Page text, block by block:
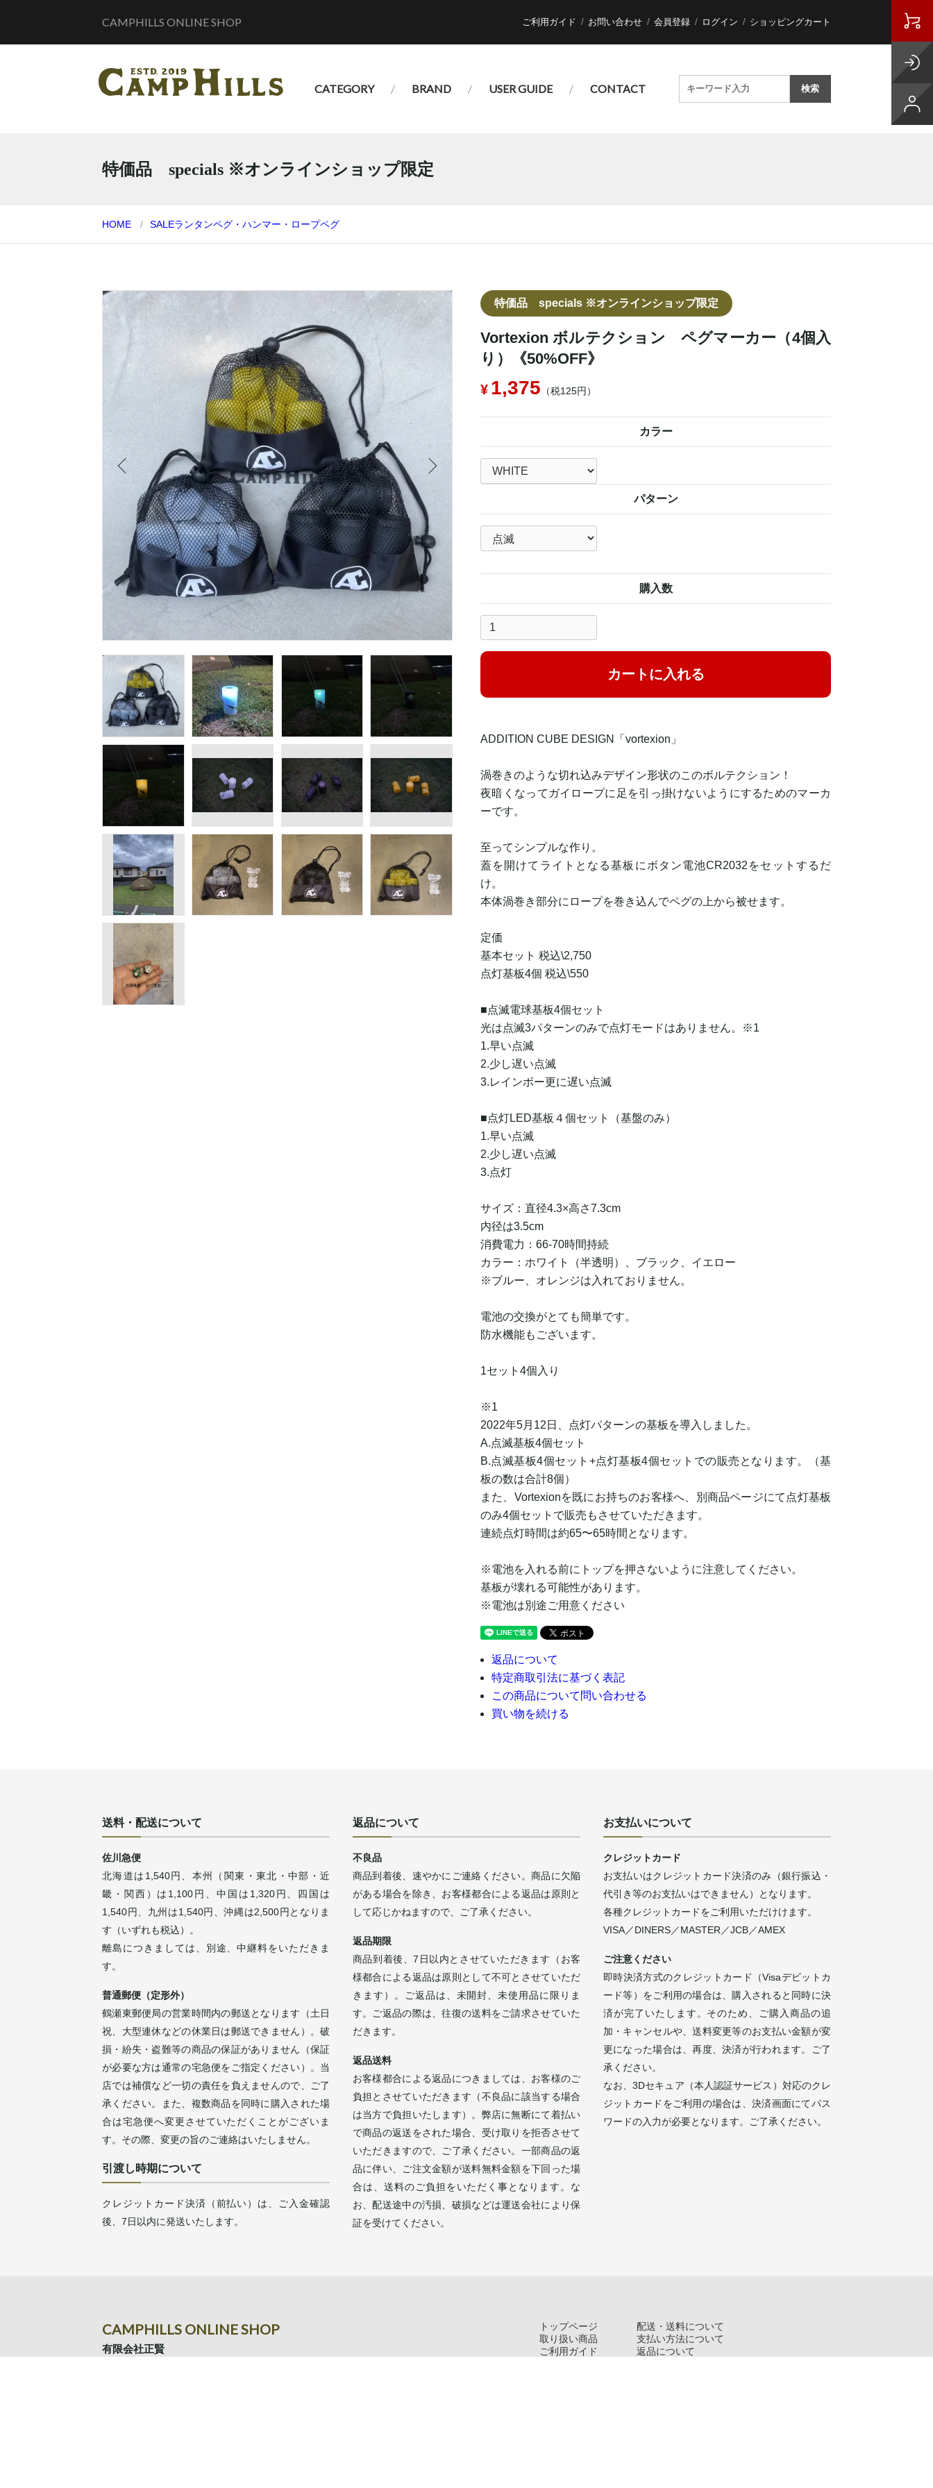
CAMPHILLS ONLINE SHOP ご利用ガイド お問い合わせ 会員登録 ログイン ショッピングカート
CATEGORY BRAND USER GUIDE CONTACT
特価品 specials ※オンラインショップ限定
HOME SALEランタンペグ・ハンマー・ロープペグ
特価品 specials ※オンラインショップ限定
Vortexion ボルテクション ペグマーカー（4個入
り）《50%OFF》
1,375 （税125円）
カラー
パターン
購入数
カートに入れる
ADDITION CUBE DESIGN「vortexion」
渦巻きのような切れ込みデザイン形状のこのボルテクション！
夜暗くなってガイロープに足を引っ掛けないようにするためのマーカ
ーです。
至ってシンプルな作り。
蓋を開けてライトとなる基板にボタン電池CR2032をセットするだ
け。
本体渦巻き部分にロープを巻き込んでペグの上から被せます。
定価
基本セット 税込\2,750
点灯基板4個 税込\550
■点滅電球基板4個セット
光は点滅3パターンのみで点灯モードはありません。※1
1.早い点滅
2.少し遅い点滅
3.レインボー更に遅い点滅
■点灯LED基板４個セット（基盤のみ）
1.早い点滅
2.少し遅い点滅
3.点灯
サイズ：直径4.3×高さ7.3cm
内径は3.5cm
消費電力：66-70時間持続
カラー：ホワイト（半透明）、ブラック、イエロー
※ブルー、オレンジは入れておりません。
電池の交換がとても簡単です。
防水機能もございます。
1セット4個入り
※1
2022年5月12日、点灯パターンの基板を導入しました。
A.点滅基板4個セット
B.点滅基板4個セット+点灯基板4個セットでの販売となります。（基
板の数は合計8個）
また、Vortexionを既にお持ちのお客様へ、別商品ページにて点灯基板
のみ4個セットで販売もさせていただきます。
連続点灯時間は約65〜65時間となります。
※電池を入れる前にトップを押さないように注意してください。
基板が壊れる可能性があります。
※電池は別途ご用意ください
返品について
特定商取引法に基づく表記
この商品について問い合わせる
買い物を続ける
送料・配送について
佐川急便
北海道は1,540円、本州（関東・東北・中部・近
畿・関西）は1,100円、中国は1,320円、四国は
1,540円、九州は1,540円、沖縄は2,500円となりま
す（いずれも税込）。
離島につきましては、別途、中継料をいただきま
す。
普通郵便（定形外）
鶴瀬東郵便局の営業時間内の郵送となります（土日
祝、大型連休などの休業日は郵送できません）。破
損・紛失・盗難等の商品の保証がありません（保証
が必要な方は通常の宅急便をご指定ください）。当
店では補償など一切の責任を負えませんので、ご了
承ください。また、複数商品を同時に購入された場
合は宅急便へ変更させていただくことがございま
す。その際、変更の旨のご連絡はいたしません。
引渡し時期について
クレジットカード決済（前払い）は、ご入金確認
後、7日以内に発送いたします。
返品について
不良品
商品到着後、速やかにご連絡ください。商品に欠陥
がある場合を除き、お客様都合による返品は原則と
して応じかねますので、ご了承ください。
返品期限
商品到着後、7日以内とさせていただきます（お客
様都合による返品は原則として不可とさせていただ
きます）。ご返品は、未開封、未使用品に限りま
す。ご返品の際は、往復の送料をご請求させていた
だきます。
返品送料
お客様都合による返品につきましては、お客様のご
負担とさせていただきます（不良品に該当する場合
は当方で負担いたします）。弊店に無断にて着払い
で商品の返送をされた場合、受け取りを拒否させて
いただきますので、ご了承ください。一部商品の返
品に伴い、ご注文金額が送料無料金額を下回った場
合は、送料のご負担をいただく事となります。な
お、配送途中の汚損、破損などは運送会社により保
証を受けてください。
お支払いについて
クレジットカード
お支払いはクレジットカード決済のみ（銀行振込・
代引き等のお支払いはできません）となります。
各種クレジットカードをご利用いただけけます。
VISA／DINERS／MASTER／JCB／AMEX
ご注意ください
即時決済方式のクレジットカード（Visaデビットカ
ード等）をご利用の場合は、購入されると同時に決
済が完了いたします。そのため、ご購入商品の追
加・キャンセルや、送料変更等のお支払い金額が変
更になった場合は、再度、決済が行われます。ご了
承ください。
なお、3Dセキュア（本人認証サービス）対応のクレ
ジットカードをご利用の場合は、決済画面にてパス
ワードの入力が必要となります。ご了承ください。
CAMPHILLS ONLINE SHOP
有限会社正賢
トップページ
取り扱い商品
ご利用ガイド
配送・送料について
支払い方法について
返品について